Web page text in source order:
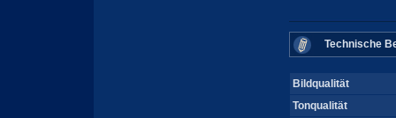
Technische
Bildqualität
Tonqualität